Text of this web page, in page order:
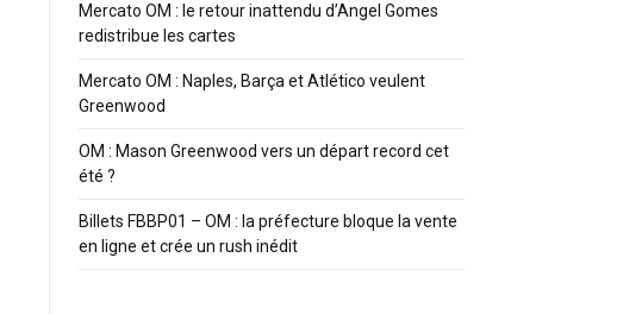
Mercato OM : le retour inattendu d’Angel Gomes
redistribue les cartes
Mercato OM : Naples, Barça et Atlético veulent
Greenwood
OM : Mason Greenwood vers un départ record cet
été ?
Billets FBBP01 – OM : la préfecture bloque la vente
en ligne et crée un rush inédit